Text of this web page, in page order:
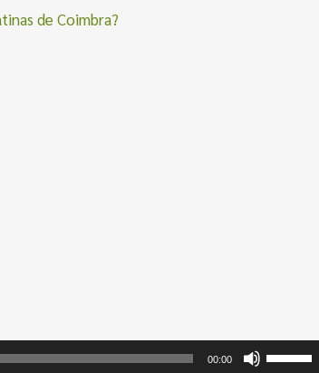
de Coimbra?
00:00
Use